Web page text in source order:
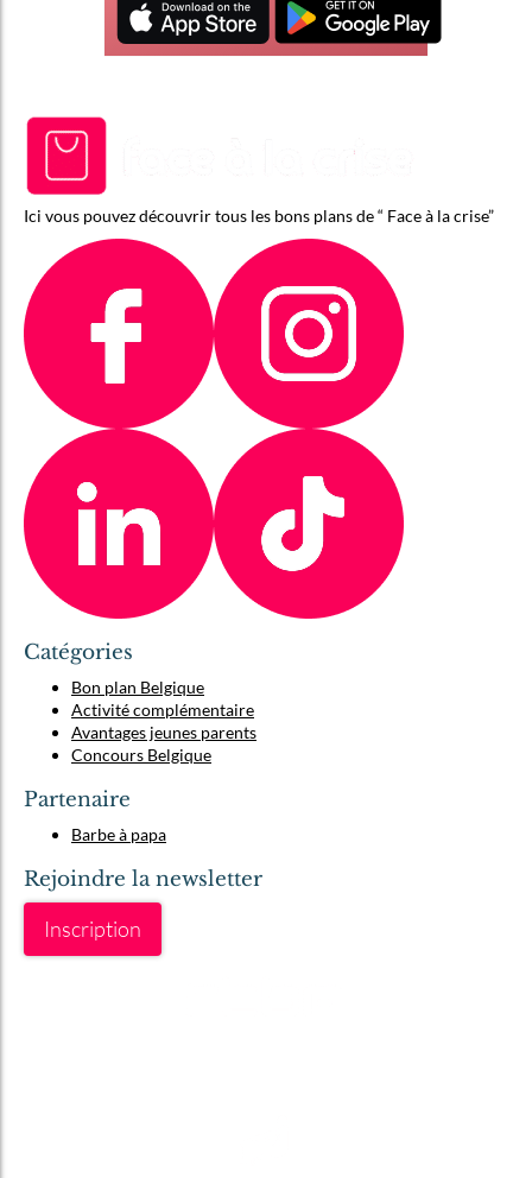
Ici vous pouvez découvrir tous les bons plans de “ Face à la crise”
Catégories
Bon plan Belgique
Activité complémentaire
Avantages jeunes parents
Concours Belgique
Partenaire
Barbe à papa
Rejoindre la newsletter
Inscription